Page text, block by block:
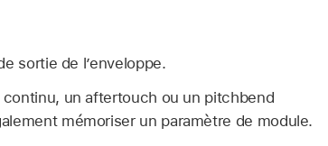
sortie de l’enveloppe.
un aftertouch ou un pitchbend
mémoriser un paramètre de module.